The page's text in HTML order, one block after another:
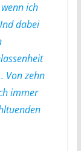
ich
dabei
Von zehn
immer